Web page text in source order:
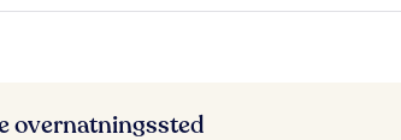
overnatningssted